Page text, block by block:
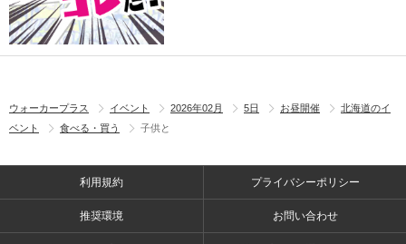
ウォーカープラス イベント 2026年02月 5日 お昼開催
北海道のイ
ベント
食べる・買う 子供と
利用規約 プライバシーポリシー
推奨環境 お問い合わせ